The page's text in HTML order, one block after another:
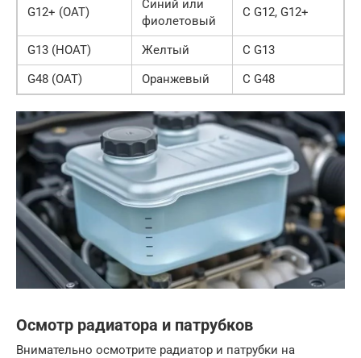
G12+ (OAT)
Синий или
фиолетовый
С G12, G12+
G13 (HOAT) Желтый
С G13
G48 (OAT)
Оранжевый С G48
Осмотр радиатора и патрубков
Внимательно осмотрите радиатор и патрубки на